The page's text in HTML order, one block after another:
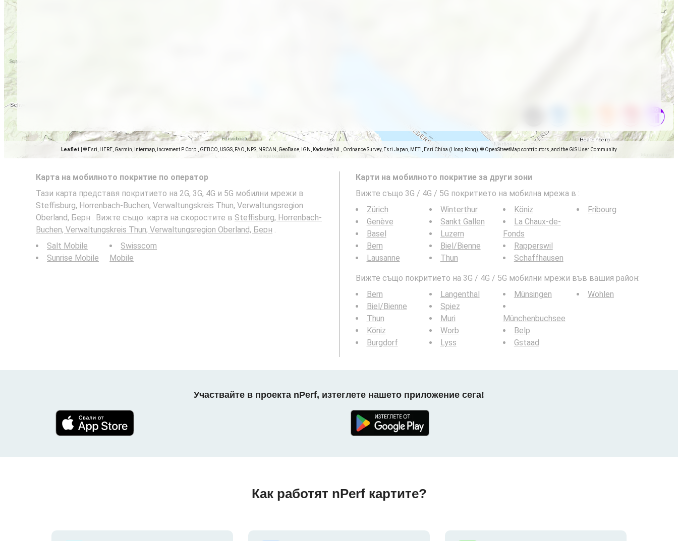
Leaflet © Esri, HERE, Garmin, Intermap, increment P Corp., GEBCO, USGS, FAO, NPS, NRCAN, GeoBase, IGN, Kadaster NL, Ordnance Survey, Esri Japan, METI, Esri China (Hong Kong), © OpenStreetMap contributors, and the GIS User Community
Карта на мобилното покритие по оператор
Тази карта представя покритието на 2G, 3G, 4G и 5G мобилни мрежи в
Steffisburg, Horrenbach-Buchen, Verwaltungskreis Thun, Verwaltungsregion
Oberland, Берн . Вижте също: карта на скоростите в Steffisburg, Horrenbach-
Buchen, Verwaltungskreis Thun, Verwaltungsregion Oberland, Берн .
Salt Mobile
Sunrise Mobile
Swisscom
Mobile
Карти на мобилното покритие за други зони
Вижте също 3G / 4G / 5G покритието на мобилна мрежа в :
Zürich
Genève
Basel
Bern
Lausanne
Winterthur
Sankt Gallen
Luzern
Biel/Bienne
Thun
Köniz
La Chaux-de-
Fonds
Rapperswil
Schaffhausen
Fribourg
Вижте също покритието на 3G / 4G / 5G мобилни мрежи във вашия район:
Bern
Biel/Bienne
Thun
Köniz
Burgdorf
Langenthal
Spiez
Muri
Worb
Lyss
Münsingen
Münchenbuchsee
Belp
Gstaad
Wohlen
Участвайте в проекта nPerf, изтеглете нашето приложение сега!
Как работят nPerf картите?